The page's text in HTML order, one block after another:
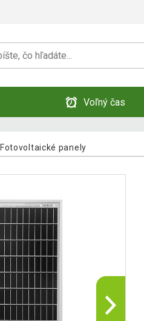
Voľný čas
Fotovoltaické panely